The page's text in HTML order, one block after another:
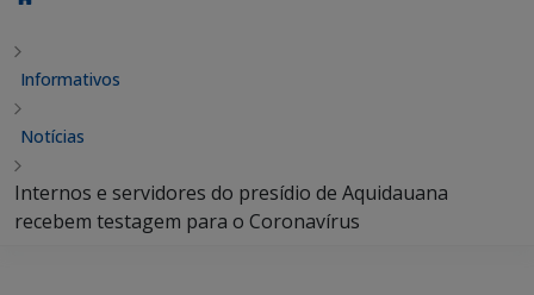
Informativos
Notícias
Internos e servidores do presídio de Aquidauana
recebem testagem para o Coronavírus